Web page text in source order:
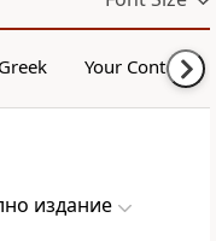
Your Content
издание